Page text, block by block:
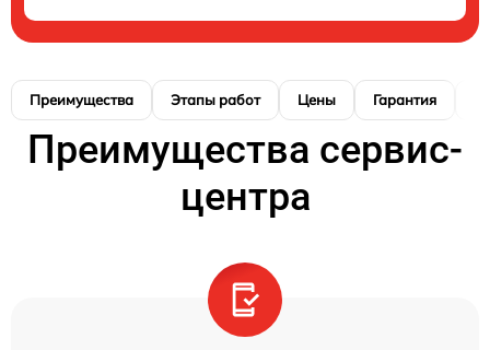
Преимущества Этапы работ Цены Гарантия
Преимущества сервис-
центра